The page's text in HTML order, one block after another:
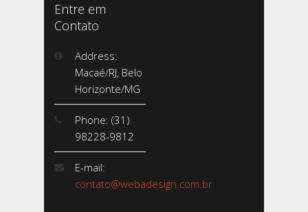
Entre em
Contato
Address:
Macaé/RJ, Belo
Horizonte/MG
Phone: (31)
98228-9812
E-mail:
contato@webadesign.com.br